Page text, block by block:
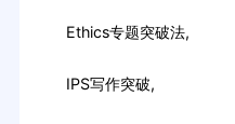
Ethics专题突破法,
IPS写作突破,